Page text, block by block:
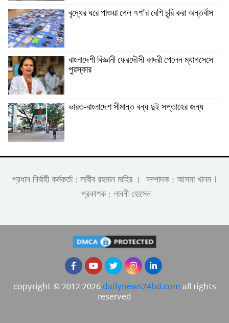
বৃদ্ধের ঘরে পাওয়া গেল ৭শ’র বেশি চুরি করা অন্তর্বাস
বাংলাদেশী বিজ্ঞানী ফেরদৌসী কাদরী পেলেন ম্যাগসেসে
পুরস্কার
ভারত-বাংলাদেশ সীমান্ত বন্ধ দুই সপ্তাহের জন্য
প্রধান নির্বাহী কর্মকর্তা : লাবীব রহমান মাহির । সম্পাদক : আসমা খানম ।
প্রকাশক : লাবনী হোসেন
copyright © 2012-2026dailynews24bd.com all rights
reserved